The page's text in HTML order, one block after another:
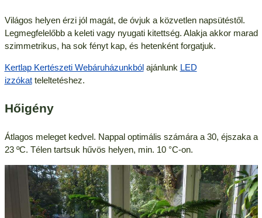
Világos helyen érzi jól magát, de óvjuk a közvetlen napsütéstől.
Legmegfelelőbb a keleti vagy nyugati kitettség. Alakja akkor marad
szimmetrikus, ha sok fényt kap, és hetenként forgatjuk.
Kertlap Kertészeti Webáruházunkbólajánlunk LED
izzókatteleltetéshez.
Hőigény
Átlagos meleget kedvel. Nappal optimális számára a 30, éjszaka a
23 ºC. Télen tartsuk hűvös helyen, min. 10 °C-on.